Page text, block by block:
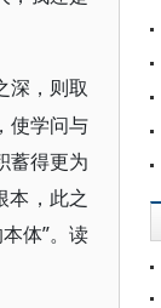
深，则取
使学问与
蓄得更为
本，此之
体”。读